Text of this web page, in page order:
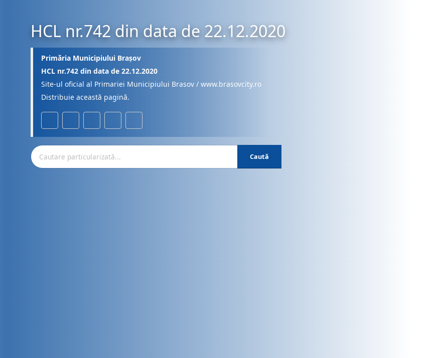
HCL nr.742 din data de 22.12.2020
Primăria Municipiului Brașov
HCL nr.742 din data de 22.12.2020
Site-ul oficial al Primariei Municipiului Brasov / www.brasovcity.ro
Distribuie această pagină.
Caută